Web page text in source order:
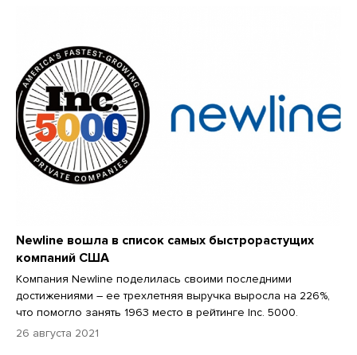
Newline вошла в список самых быстрорастущих
компаний США
Компания Newline поделилась своими последними
достижениями – ее трехлетняя выручка выросла на 226%,
что помогло занять 1963 место в рейтинге Inc. 5000.
26 августа 2021